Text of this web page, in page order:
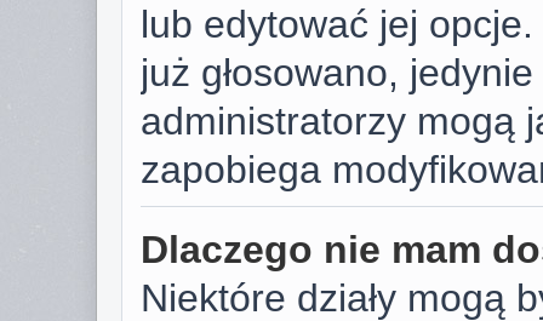
lub edytować jej
już głosowano,
administratorzy mogą
zapobiega
Dlaczego nie mam
Niektóre działy mogą